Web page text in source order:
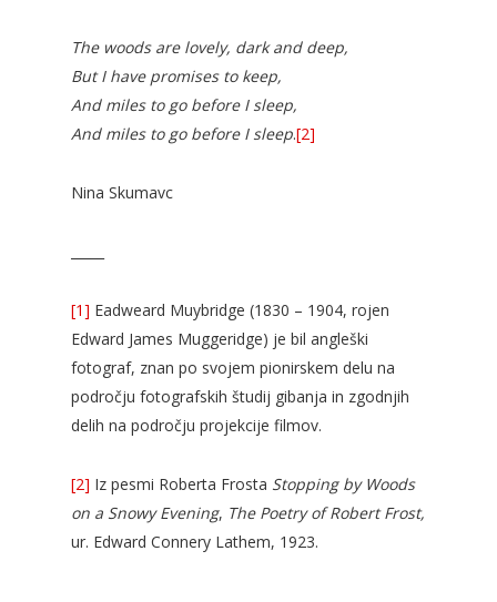
The woods are lovely, dark and deep,
But I have promises to keep,
And miles to go before I sleep,
And miles to go before I sleep.[2]
Nina Skumavc
[1] Eadweard Muybridge (1830 – 1904, rojen
Edward James Muggeridge) je bil angleški
fotograf, znan po svojem pionirskem delu na
področju fotografskih študij gibanja in zgodnjih
delih na področju projekcije filmov.
[2] Iz pesmi Roberta Frosta Stopping by Woods
on a Snowy Evening, The Poetry of Robert Frost,
ur. Edward Connery Lathem, 1923.